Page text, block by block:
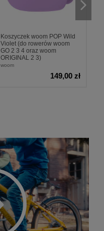
Koszyczek woom POP Wild
Violet (do rowerów woom
GO 2 3 4 oraz woom
ORIGINAL 2 3)
woom
149,00 zł